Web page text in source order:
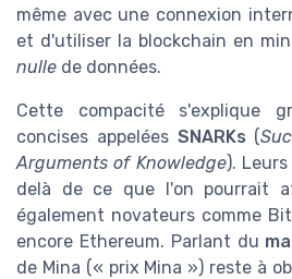
même avec une connexion
et d'utiliser la blockchain en
nulle de données.
Cette compacité s'explique
concises appelées SNARKs (
Arguments of Knowledge).
delà de ce que l'on pourrait
également novateurs comme
encore Ethereum. Parlant du
de Mina (« prix Mina ») reste à